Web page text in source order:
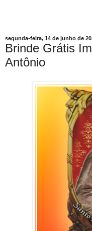
segunda-feira, 14 de junho de
Brinde Grátis
Antônio